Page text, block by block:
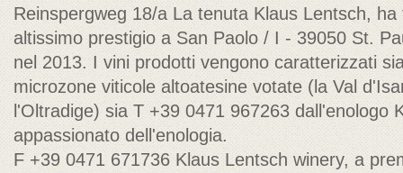
Reinspergweg 18/a La tenuta Klaus Lentsch,
altissimo prestigio a San Paolo / I - 39050 St.
nel 2013. I vini prodotti vengono caratterizzati
microzone viticole altoatesine votate (la Val
l'Oltradige) sia T +39 0471 967263 dall'enologo
appassionato dell'enologia.
F +39 0471 671736 Klaus Lentsch winery, a